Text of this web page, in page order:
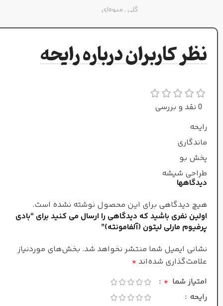
گلی , میوه‌ای
صمغ کندر
,عنبر,لابدانیوم,وانیل
بادی پرفیوم
جنسیت
نظر کاربران درباره رایحه
0 نقد و بررسی
رایحه
ماندگاری
پخش بو
طراحی شیشه
دیدگاهها
هیچ دیدگاهی برای این محصول نوشته نشده است.
اولین نفری باشید که دیدگاهی را ارسال می کنید برای “بادی
پرفیوم مارلی لیتون (آلفامونته)”
نشانی ایمیل شما منتشر نخواهد شد. بخش‌های موردنیاز
علامت‌گذاری شده‌اند *
امتیاز شما *
رایحه